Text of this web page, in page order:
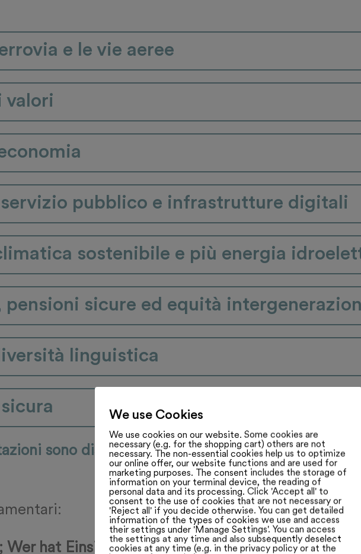
e le vie aeree
valori
pubblico e infrastrutture digitali
sostenibile e più energia
pensioni sicure ed equità
linguistica
sono disponibili sulla pagina del Parlamento.
Wer hat Einsicht in vertrauliche Informationen für
We use Cookies
We use cookies on our website. Some cookies are
necessary (e.g. for the shopping cart) others are not
necessary. The non-essential cookies help us to optimize
our online offer, our website functions and are used for
marketing purposes. The consent includes the storage of
information on your terminal device, the reading of
personal data and its processing. Click 'Accept all' to
consent to the use of cookies that are not necessary or
'Reject all' if you decide otherwise. You can get detailed
information of the types of cookies we use and access
their settings under 'Manage Settings'. You can access
the settings at any time and also subsequently deselect
cookies at any time (e.g. in the privacy policy or at the